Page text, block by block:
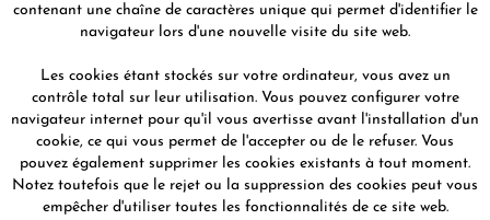
contenant une chaîne de caractères unique qui permet d'identifier le
navigateur lors d'une nouvelle visite du site web.
Les cookies étant stockés sur votre ordinateur, vous avez un
contrôle total sur leur utilisation. Vous pouvez configurer votre
navigateur internet pour qu'il vous avertisse avant l'installation d'un
cookie, ce qui vous permet de l'accepter ou de le refuser. Vous
pouvez également supprimer les cookies existants à tout moment.
Notez toutefois que le rejet ou la suppression des cookies peut vous
empêcher d'utiliser toutes les fonctionnalités de ce site web.